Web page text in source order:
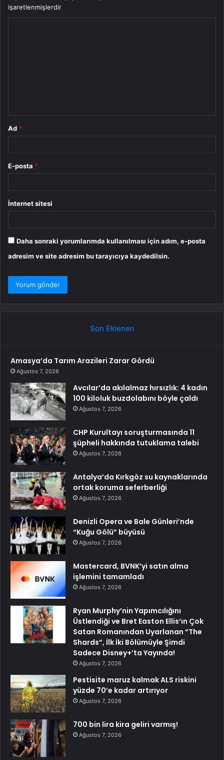
işaretlenmişlerdir
Ad *
E-posta *
İnternet sitesi
Daha sonraki yorumlarımda kullanılması için adım, e-posta
adresim ve site adresim bu tarayıcıya kaydedilsin.
Son Eklenen
Amasya’da Tarım Arazileri Zarar Gördü
Ağustos 7, 2026
Avcılar’da akılalmaz hırsızlık: 4 kadın
100 kiloluk buzdolabını böyle çaldı
Ağustos 7, 2026
CHP Kurultayı soruşturmasında 11
şüpheli hakkında tutuklama talebi
Ağustos 7, 2026
Antalya’da Kırkgöz su kaynaklarında
ortak koruma seferberliği
Ağustos 7, 2026
Denizli Opera ve Bale Günleri’nde
“Kuğu Gölü” büyüsü
Ağustos 7, 2026
Mastercard, BVNK’yi satın alma
işlemini tamamladı
Ağustos 7, 2026
Ryan Murphy’nin Yapımcılığını
Üstlendiği ve Bret Easton Ellis’ın Çok
Satan Romanından Uyarlanan “The
Shards”, İlk İki Bölümüyle Şimdi
Sadece Disney+’ta Yayında!
Ağustos 7, 2026
Pestisite maruz kalmak ALS riskini
yüzde 70’e kadar artırıyor
Ağustos 7, 2026
700 bin lira kira geliri varmış!
Ağustos 7, 2026